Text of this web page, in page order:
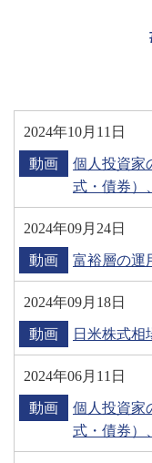
お客さま本位の業務運営
金融商品取引法に基づく
個人情報取り扱い
反社会的勢力との関係遮
動画
個人投資家
式・債券）
2024年10月11日
動画 富裕層の運
2024年09月24日
動画 日米株式相
2024年09月18日
動画
個人投資家
式・債券）
2024年06月11日